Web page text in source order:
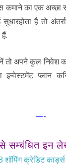
का एक अच्छा
सुधारहोता है तो
तो अपने कुल निवेश
इन्वेस्टमेंट प्लान
—-
सम्बंधित इन
शॉपिंग क्रेडिट कार्ड्स